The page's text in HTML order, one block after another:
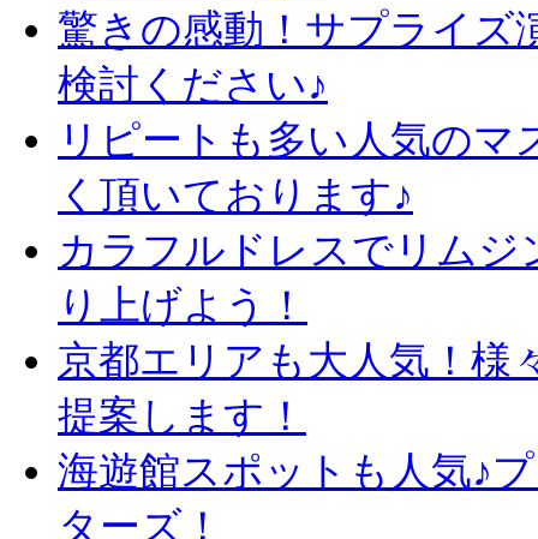
驚きの感動！サプライズ
検討ください♪
リピートも多い人気の
く頂いております♪
カラフルドレスでリムジ
り上げよう！
京都エリアも大人気！様
提案します！
海遊館スポットも人気♪
ターズ！